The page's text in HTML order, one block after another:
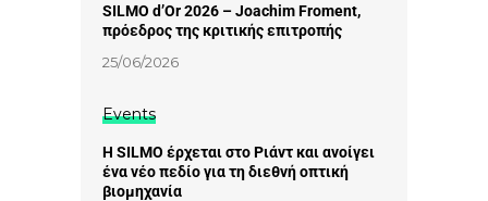
SILMO d’Or 2026 – Joachim Froment,
πρόεδρος της κριτικής επιτροπής
25/06/2026
Events
Η SILMO έρχεται στο Ριάντ και ανοίγει
ένα νέο πεδίο για τη διεθνή οπτική
βιομηχανία